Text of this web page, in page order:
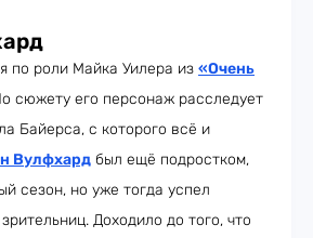
по роли Майка Уилера из «Очень
сюжету его персонаж расследует
Байерса, с которого всё и
Вулфхард был ещё подростком,
сезон, но уже тогда успел
Доходило до того, что